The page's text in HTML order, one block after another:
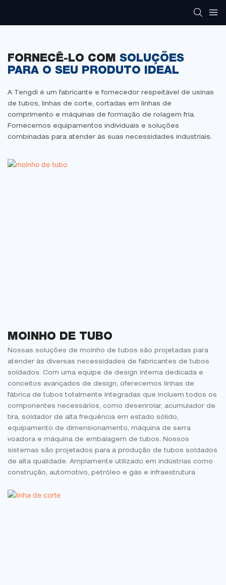
FORNECÊ-LO COM SOLUÇÕES
PARA O SEU PRODUTO IDEAL
A Tengdi é um fabricante e fornecedor respeitável de usinas
de tubos, linhas de corte, cortadas em linhas de
comprimento e máquinas de formação de rolagem fria.
Fornecemos equipamentos individuais e soluções
combinadas para atender às suas necessidades industriais.
MOINHO DE TUBO
Nossas soluções de moinho de tubos são projetadas para
atender às diversas necessidades de fabricantes de tubos
soldados. Com uma equipe de design interna dedicada e
conceitos avançados de design, oferecemos linhas de
fábrica de tubos totalmente integradas que incluem todos os
componentes necessários, como desenrolar, acumulador de
tira, soldador de alta frequência em estado sólido,
equipamento de dimensionamento, máquina de serra
voadora e máquina de embalagem de tubos. Nossos
sistemas são projetados para a produção de tubos soldados
de alta qualidade. Amplamente utilizado em indústrias como
construção, automotivo, petróleo e gás e infraestrutura